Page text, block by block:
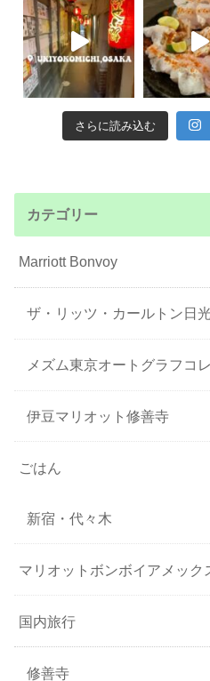
さらに読み込む
カテゴリー
Marriott Bonvoy
ザ・リッツ・カールトン日
メズム東京オートグラフコ
伊豆マリオット修善寺
ごはん
新宿・代々木
マリオットボンボイアメック
国内旅行
修善寺